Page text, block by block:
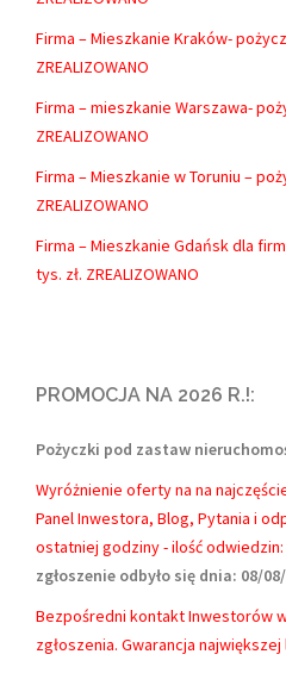
Firma – Mieszkanie Kraków-
ZREALIZOWANO
Firma – mieszkanie Warszawa-
ZREALIZOWANO
Firma – Mieszkanie w Toruniu –
ZREALIZOWANO
Firma – Mieszkanie Gdańsk dla
tys. zł. ZREALIZOWANO
PROMOCJA NA 2026 R.!:
Pożyczki pod zastaw
Wyróżnienie oferty na na
Panel Inwestora, Blog, Pytania i
ostatniej godziny - ilość odwiedzin:
zgłoszenie odbyło się dnia: 08/
Bezpośredni kontakt Inwestorów
zgłoszenia. Gwarancja